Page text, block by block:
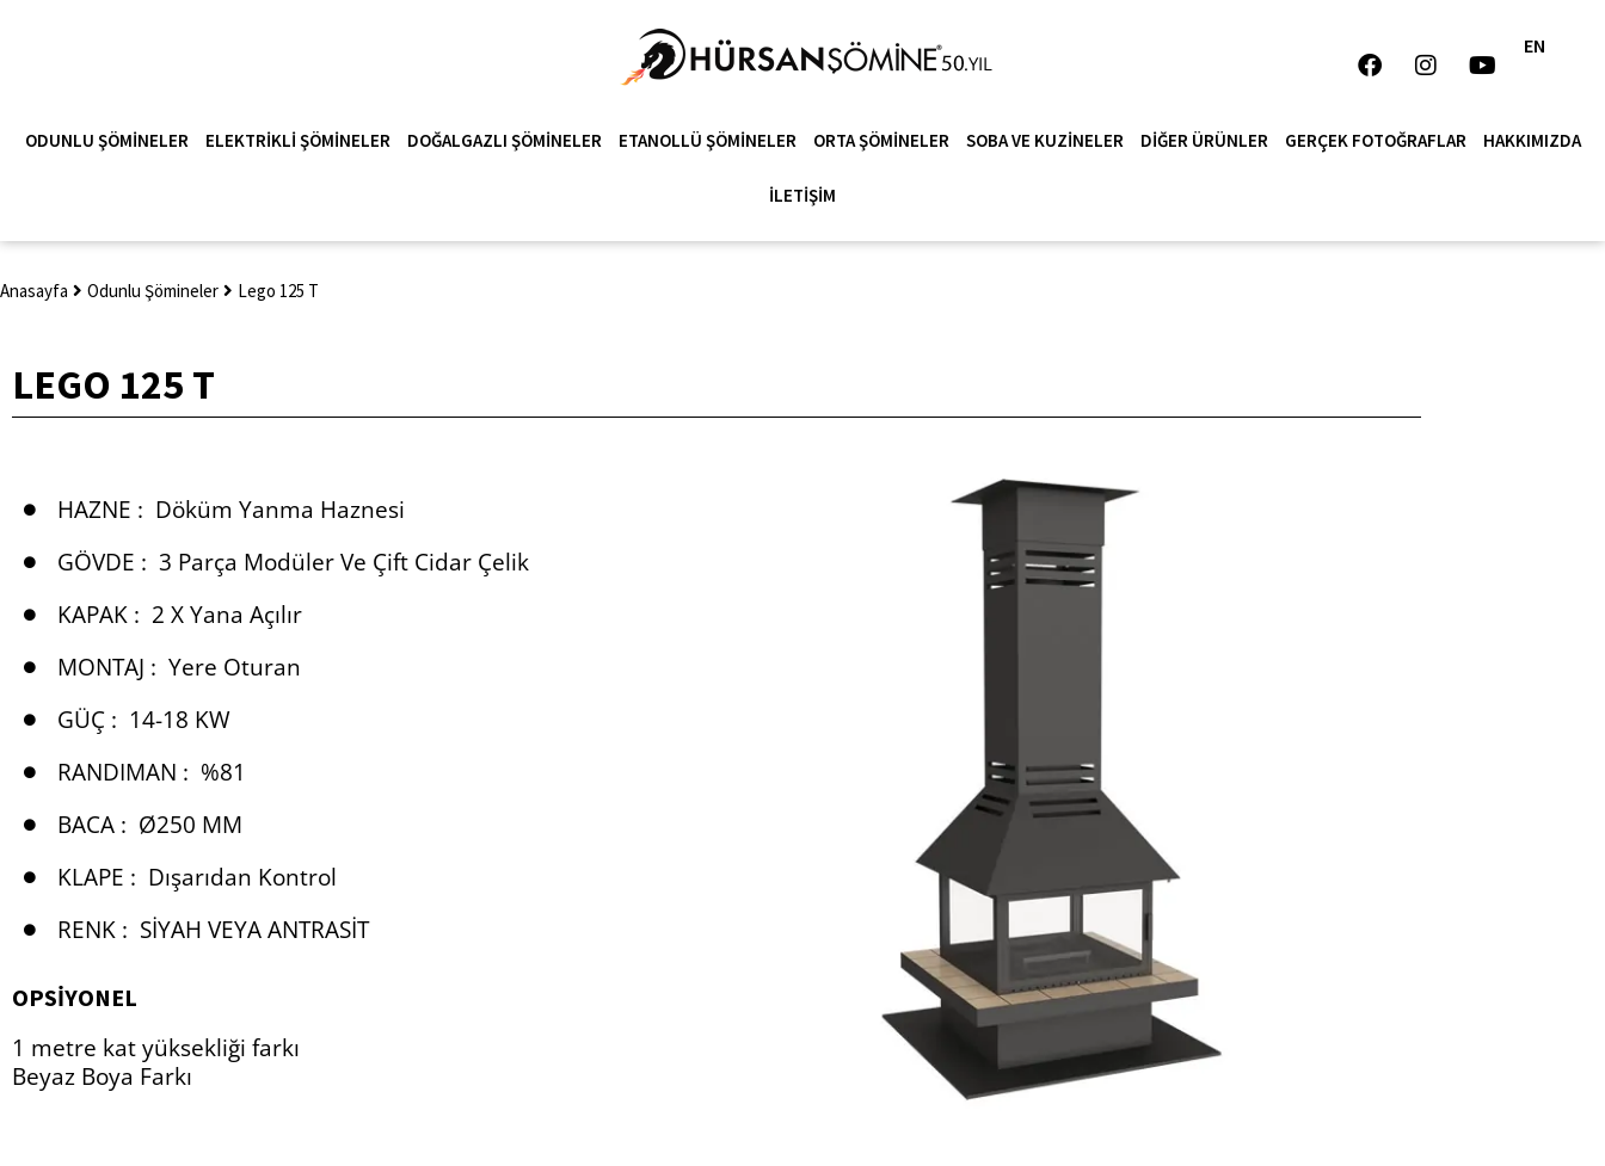
EN
ODUNLU ŞÖMINELER ELEKTRIKLI ŞÖMINELER DOĞALGAZLI ŞÖMINELER ETANOLLÜ ŞÖMINELER ORTA ŞÖMINELER SOBA VE KUZINELER DIĞER ÜRÜNLER GERÇEK FOTOĞRAFLAR HAKKIMIZDA
İLETIŞIM
Anasayfa Odunlu Şömineler Lego 125 T
LEGO 125 T
HAZNE : Döküm Yanma Haznesi
GÖVDE : 3 Parça Modüler Ve Çift Cidar Çelik
KAPAK : 2 X Yana Açılır
MONTAJ : Yere Oturan
GÜÇ : 14-18 KW
RANDIMAN : %81
BACA : Ø250 MM
KLAPE : Dışarıdan Kontrol
RENK : SIYAH VEYA ANTRASIT
OPSIYONEL
1 metre kat yüksekliği farkı
Beyaz Boya Farkı